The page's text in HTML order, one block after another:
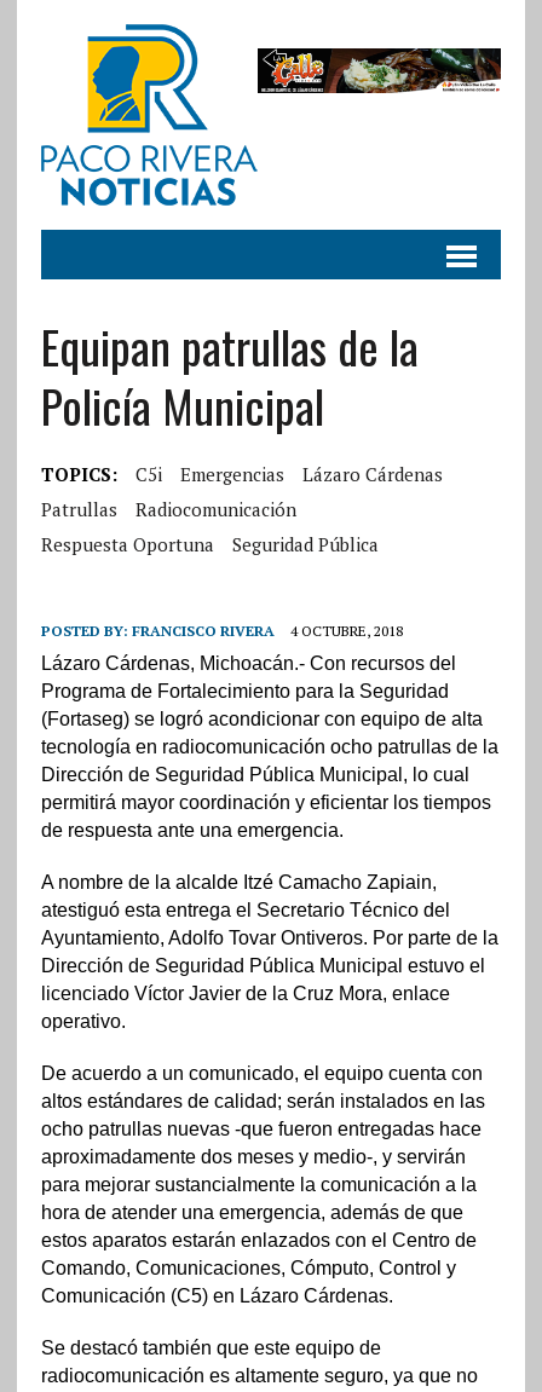
Equipan patrullas de la
Policía Municipal
TOPICS: C5i Emergencias
Lázaro Cárdenas
Patrullas
Radiocomunicación
Respuesta Oportuna
Seguridad Pública
POSTED BY: FRANCISCO RIVERA 4 OCTUBRE, 2018
Lázaro Cárdenas, Michoacán.- Con recursos del
Programa de Fortalecimiento para la Seguridad
(Fortaseg) se logró acondicionar con equipo de alta
tecnología en radiocomunicación ocho patrullas de la
Dirección de Seguridad Pública Municipal, lo cual
permitirá mayor coordinación y eficientar los tiempos
de respuesta ante una emergencia.
A nombre de la alcalde Itzé Camacho Zapiain,
atestiguó esta entrega el Secretario Técnico del
Ayuntamiento, Adolfo Tovar Ontiveros. Por parte de la
Dirección de Seguridad Pública Municipal estuvo el
licenciado Víctor Javier de la Cruz Mora, enlace
operativo.
De acuerdo a un comunicado, el equipo cuenta con
altos estándares de calidad; serán instalados en las
ocho patrullas nuevas -que fueron entregadas hace
aproximadamente dos meses y medio-, y servirán
para mejorar sustancialmente la comunicación a la
hora de atender una emergencia, además de que
estos aparatos estarán enlazados con el Centro de
Comando, Comunicaciones, Cómputo, Control y
Comunicación (C5) en Lázaro Cárdenas.
Se destacó también que este equipo de
radiocomunicación es altamente seguro, ya que no